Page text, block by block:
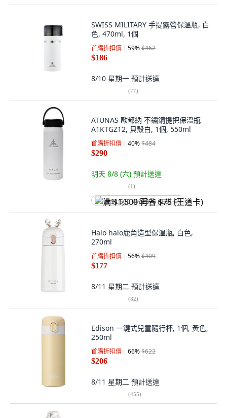
SWISS MILITARY 手提露營保溫瓶, 白
色, 470ml, 1個
首購折扣價 59%$462
$186
8/10 星期一 預計送達
(77)
ATUNAS 歐都納 不鏽鋼提把保溫瓶
A1KTGZ12, 貝殼白, 1個, 550ml
首購折扣價 40%$484
$290
明天 8/8 (六) 預計送達
(1)
满 $1,500 再省 $75 (王道卡)
Halo halo鹿角造型保溫瓶, 白色,
270ml
首購折扣價 56%$409
$177
8/11 星期二 預計送達
(82)
Edison 一鍵式兒童隨行杯, 1個, 黃色,
250ml
首購折扣價 66%$622
$206
8/11 星期二 預計送達
(455)